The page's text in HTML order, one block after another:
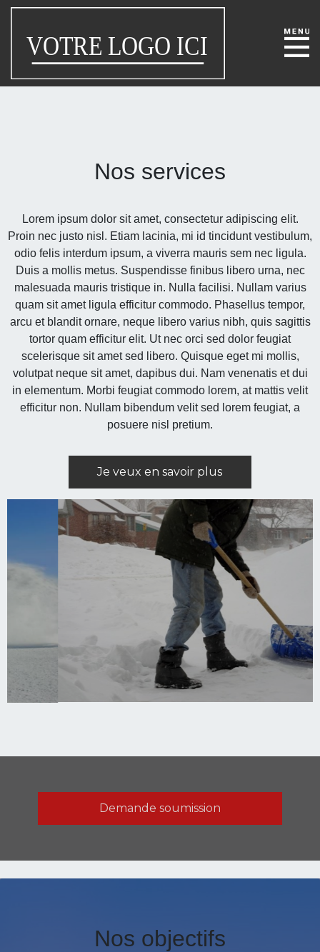
Nos services
Lorem ipsum dolor sit amet, consectetur adipiscing elit.
Proin nec justo nisl. Etiam lacinia, mi id tincidunt vestibulum,
odio felis interdum ipsum, a viverra mauris sem nec ligula.
Duis a mollis metus. Suspendisse finibus libero urna, nec
malesuada mauris tristique in. Nulla facilisi. Nullam varius
quam sit amet ligula efficitur commodo. Phasellus tempor,
arcu et blandit ornare, neque libero varius nibh, quis sagittis
tortor quam efficitur elit. Ut nec orci sed dolor feugiat
scelerisque sit amet sed libero. Quisque eget mi mollis,
volutpat neque sit amet, dapibus dui. Nam venenatis et dui
in elementum. Morbi feugiat commodo lorem, at mattis velit
efficitur non. Nullam bibendum velit sed lorem feugiat, a
posuere nisl pretium.
Je veux en savoir plus
Demande soumission
Nos objectifs